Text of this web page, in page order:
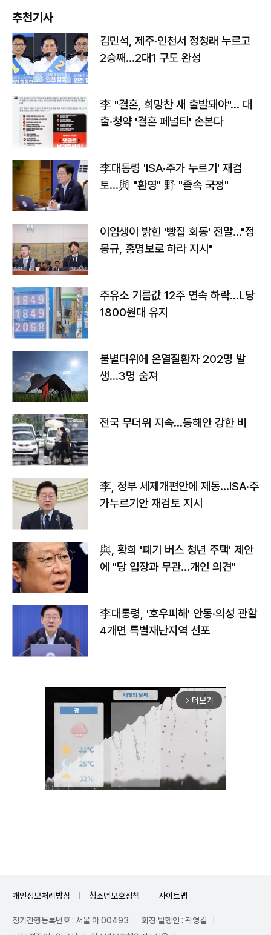
추천기사
김민석, 제주·인천서 정청래 누르고
2승째…2대1 구도 완성
李 "결혼, 희망찬 새 출발돼야"… 대
출·청약 '결혼 페널티' 손본다
李대통령 'ISA·주가 누르기' 재검
토…與 "환영" 野 "졸속 국정"
이임생이 밝힌 '빵집 회동' 전말…"정
몽규, 홍명보로 하라 지시"
주유소 기름값 12주 연속 하락…L당
1800원대 유지
불볕더위에 온열질환자 202명 발
생…3명 숨져
전국 무더위 지속…동해안 강한 비
李, 정부 세제개편안에 제동…ISA·주
가누르기안 재검토 지시
與, 황희 '폐기 버스 청년 주택' 제안
에 "당 입장과 무관…개인 의견"
李대통령, '호우피해' 안동·의성 관할
4개면 특별재난지역 선포
arrow_forward_ios 더보기
개인정보처리방침 청소년보호정책 사이트맵
정기간행등록번호 : 서울 아 00493
회장·발행인 : 곽영길